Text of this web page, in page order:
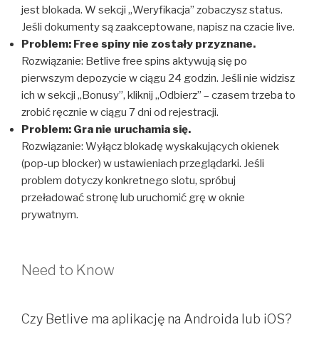
jest blokada. W sekcji „Weryfikacja” zobaczysz status.
Jeśli dokumenty są zaakceptowane, napisz na czacie live.
Problem: Free spiny nie zostały przyznane.
Rozwiązanie: Betlive free spins aktywują się po
pierwszym depozycie w ciągu 24 godzin. Jeśli nie widzisz
ich w sekcji „Bonusy”, kliknij „Odbierz” – czasem trzeba to
zrobić ręcznie w ciągu 7 dni od rejestracji.
Problem: Gra nie uruchamia się.
Rozwiązanie: Wyłącz blokadę wyskakujących okienek
(pop-up blocker) w ustawieniach przeglądarki. Jeśli
problem dotyczy konkretnego slotu, spróbuj
przeładować stronę lub uruchomić grę w oknie
prywatnym.
Need to Know
Czy Betlive ma aplikację na Androida lub iOS?